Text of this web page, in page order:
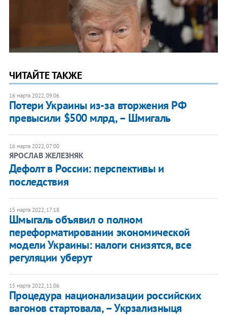
ЧИТАЙТЕ ТАКЖЕ
16 марта 2022, 09:06
Потери Украины из-за вторжения РФ
превысили $500 млрд, – Шмигаль
16 марта 2022, 07:00
ЯРОСЛАВ ЖЕЛЕЗНЯК
Дефолт в России: перспективы и
последствия
15 марта 2022, 17:18
Шмыгаль объявил о полном
переформатировании экономической
модели Украины: налоги снизятся, все
регуляции уберут
15 марта 2022, 11:06
Процедура национализации российских
вагонов стартовала, – Укрзализныця